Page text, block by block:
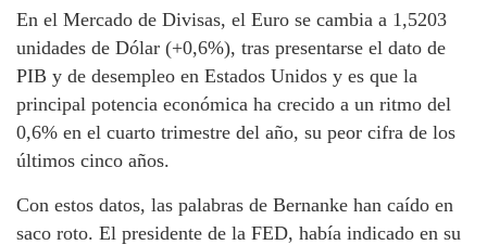
En el Mercado de Divisas, el Euro se cambia a 1,5203
unidades de Dólar (+0,6%), tras presentarse el dato de
PIB y de desempleo en Estados Unidos y es que la
principal potencia económica ha crecido a un ritmo del
0,6% en el cuarto trimestre del año, su peor cifra de los
últimos cinco años.
Con estos datos, las palabras de Bernanke han caído en
saco roto. El presidente de la FED, había indicado en su